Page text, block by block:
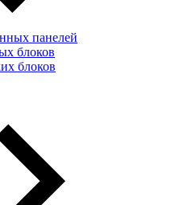
панелей
блоков
блоков